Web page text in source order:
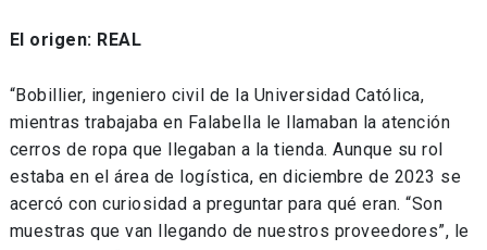
El origen: REAL
“Bobillier, ingeniero civil de la Universidad Católica,
mientras trabajaba en Falabella le llamaban la atención
cerros de ropa que llegaban a la tienda. Aunque su rol
estaba en el área de logística, en diciembre de 2023 se
acercó con curiosidad a preguntar para qué eran. “Son
muestras que van llegando de nuestros proveedores”, le